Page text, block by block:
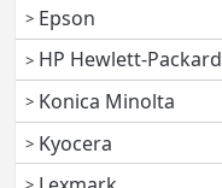
Epson
HP Hewlett-Packard
Konica Minolta
Kyocera